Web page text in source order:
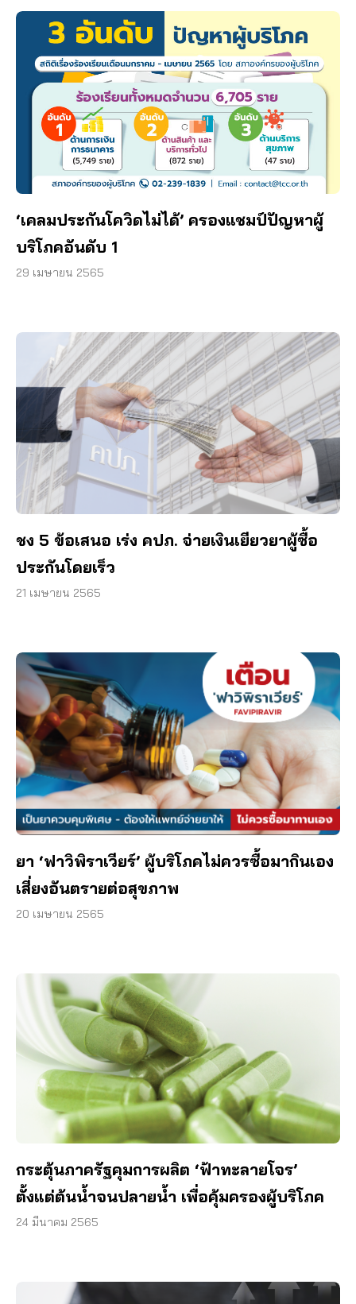
‘เคลมประกันโควิดไม่ได้’ ครองแชมป์ปัญหาผู้
บริโภคอันดับ 1
29 เมษายน 2565
ชง 5 ข้อเสนอ เร่ง คปภ. จ่ายเงินเยียวยาผู้ซื้อ
ประกันโดยเร็ว
21 เมษายน 2565
ยา ‘ฟาวิพิราเวียร์’ ผู้บริโภคไม่ควรซื้อมากินเอง
เสี่ยงอันตรายต่อสุขภาพ
20 เมษายน 2565
กระตุ้นภาครัฐคุมการผลิต ‘ฟ้าทะลายโจร’
ตั้งแต่ต้นน้ำจนปลายน้ำ เพื่อคุ้มครองผู้บริโภค
24 มีนาคม 2565